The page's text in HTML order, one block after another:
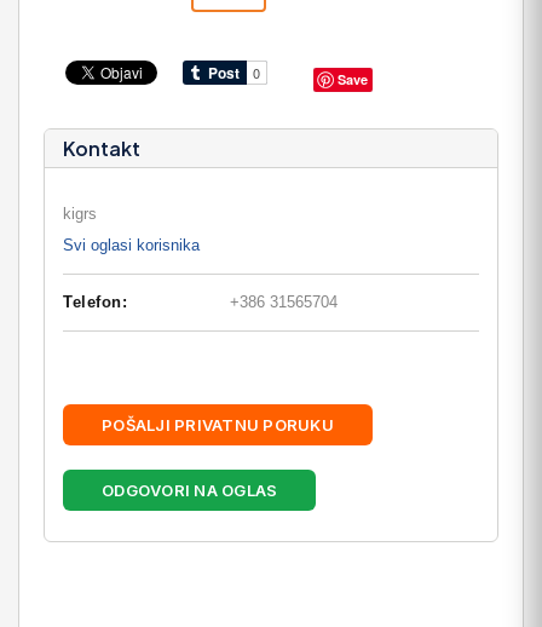
Save
Kontakt
kigrs
Svi oglasi korisnika
Telefon: +386 31565704
POŠALJI PRIVATNU PORUKU
ODGOVORI NA OGLAS